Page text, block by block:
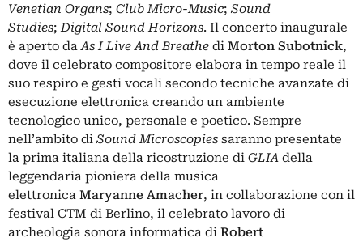
Venetian Organs; Club Micro-Music; Sound
Studies;Digital Sound Horizons. Il concerto inaugurale
è aperto daAs I Live And Breathe di Morton Subotnick,
dove il celebrato compositore elabora in tempo reale il
suo respiro e gesti vocali secondo tecniche avanzate di
esecuzione elettronica creando un ambiente
tecnologico unico, personale e poetico. Sempre
nell’ambito di Sound Microscopies saranno presentate
la prima italiana della ricostruzione di GLIA della
leggendaria pioniera della musica
elettronica Maryanne Amacher, in collaborazione con il
festival CTM di Berlino, il celebrato lavoro di
archeologia sonora informatica di Robert